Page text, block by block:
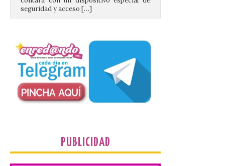
San Lorenzo, Poniente y
Arbeyal el día del eclipse a
partir de las 19.00 horas.
8 Ago 2026
que no será necesario
desplazarse y se
recomienda no acudir a Gijón/Xixón en
coche ni usarlo ese día. Los accesos a
PUBLICIDAD